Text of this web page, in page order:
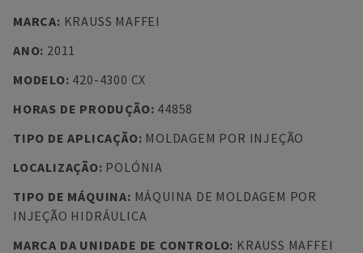
MARCA: KRAUSS MAFFEI
ANO: 2011
MODELO: 420-4300 CX
HORAS DE PRODUÇÃO: 44858
TIPO DE APLICAÇÃO: MOLDAGEM POR INJEÇÃO
LOCALIZAÇÃO: POLÓNIA
TIPO DE MÁQUINA: MÁQUINA DE MOLDAGEM POR
INJEÇÃO HIDRÁULICA
MARCA DA UNIDADE DE CONTROLO: KRAUSS MAFFEI